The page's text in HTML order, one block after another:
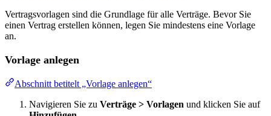
Vertragsvorlagen sind die Grundlage für alle Verträge. Bevor Sie
einen Vertrag erstellen können, legen Sie mindestens eine Vorlage
an.
Vorlage anlegen
Abschnitt betitelt „Vorlage anlegen“
Navigieren Sie zu Verträge > Vorlagen und klicken Sie auf